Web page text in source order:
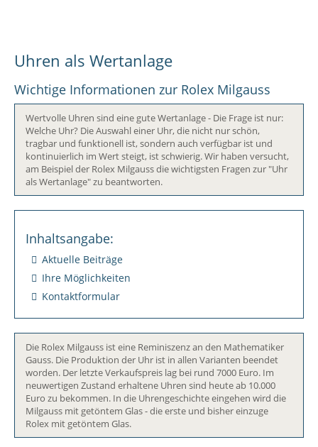
Uhren als Wertanlage
Wichtige Informationen zur Rolex Milgauss
Wertvolle Uhren sind eine gute Wertanlage - Die Frage ist nur:
Welche Uhr? Die Auswahl einer Uhr, die nicht nur schön,
tragbar und funktionell ist, sondern auch verfügbar ist und
kontinuierlich im Wert steigt, ist schwierig. Wir haben versucht,
am Beispiel der Rolex Milgauss die wichtigsten Fragen zur "Uhr
als Wertanlage" zu beantworten.
Inhaltsangabe:
Aktuelle Beiträge
Ihre Möglichkeiten
Kontaktformular
Die Rolex Milgauss ist eine Reminiszenz an den Mathematiker
Gauss. Die Produktion der Uhr ist in allen Varianten beendet
worden. Der letzte Verkaufspreis lag bei rund 7000 Euro. Im
neuwertigen Zustand erhaltene Uhren sind heute ab 10.000
Euro zu bekommen. In die Uhrengeschichte eingehen wird die
Milgauss mit getöntem Glas - die erste und bisher einzuge
Rolex mit getöntem Glas.